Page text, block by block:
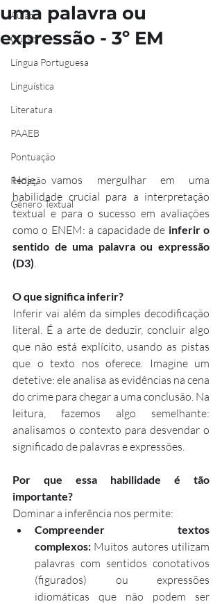
Aulão
Curso
Língua Portuguesa
Linguística
Literatura
PAAEB
Pontuação
Redação
Gênero Textual
uma palavra ou
expressão - 3º EM
Hoje, vamos mergulhar em uma
habilidade crucial para a interpretação
textual e para o sucesso em avaliações
como o ENEM: a capacidade de inferir o
sentido de uma palavra ou expressão
(D3)
O que significa inferir?
Inferir vai além da simples decodificação
literal. É a arte de deduzir, concluir algo
que não está explícito, usando as pistas
que o texto nos oferece. Imagine um
detetive: ele analisa as evidências na cena
do crime para chegar a uma conclusão. Na
leitura, fazemos algo semelhante:
analisamos o contexto para desvendar o
significado de palavras e expressões.
Por que essa habilidade é tão
importante?
Dominar a inferência nos permite:
Compreender textos
complexos: Muitos autores utilizam
palavras com sentidos conotativos
(figurados) ou expressões
idiomáticas que não podem ser